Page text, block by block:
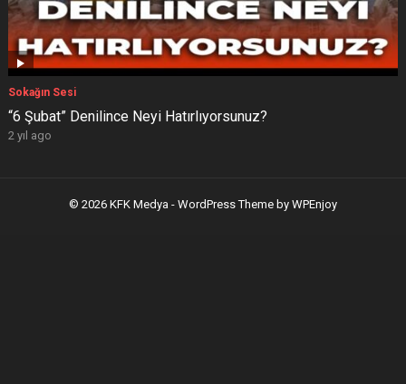
Sokağın Sesi
“6 Şubat” Denilince Neyi Hatırlıyorsunuz?
2 yıl ago
© 2026 KFK Medya - WordPress Theme by WPEnjoy